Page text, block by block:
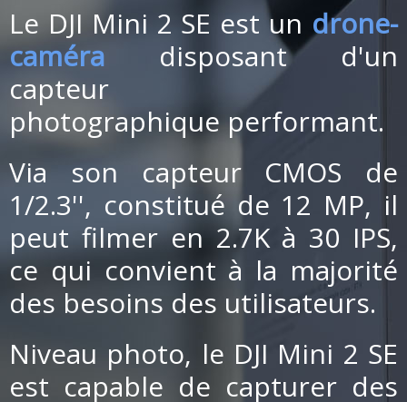
Le DJI Mini 2 SE est un drone-
caméra disposant d'un
capteur
photographique performant.
Via son capteur CMOS de
1/2.3'', constitué de 12 MP, il
peut filmer en 2.7K à 30 IPS,
ce qui convient à la majorité
des besoins des utilisateurs.
Niveau photo, le DJI Mini 2 SE
est capable de capturer des